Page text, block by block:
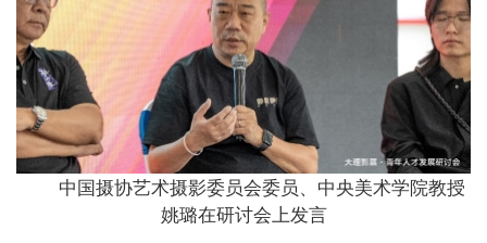
中国摄协艺术摄影委员会委员、中央美术学院教授
姚璐在研讨会上发言